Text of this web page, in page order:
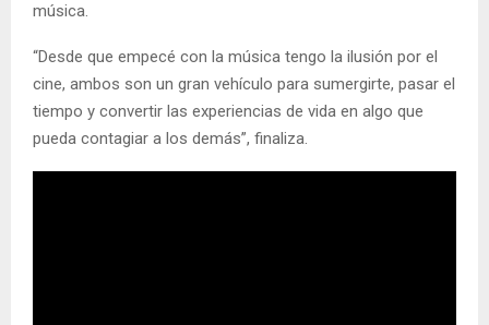
música.
“Desde que empecé con la música tengo la ilusión por el
cine, ambos son un gran vehículo para sumergirte, pasar el
tiempo y convertir las experiencias de vida en algo que
pueda contagiar a los demás”, finaliza.